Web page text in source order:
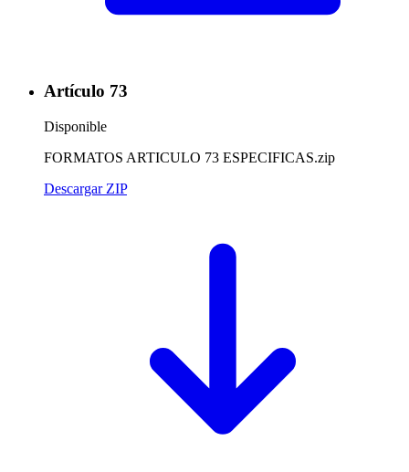
Artículo 73
Disponible
FORMATOS ARTICULO 73 ESPECIFICAS.zip
Descargar ZIP